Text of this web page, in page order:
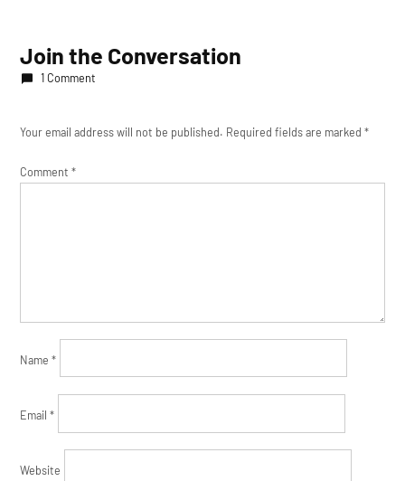
Join the Conversation
1 Comment
Your email address will not be published. Required fields are marked*
Comment*
Name*
Email*
Website